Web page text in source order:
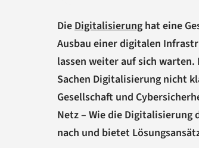
DieDigitalisierung hat eine
Ausbau einer digitalen
lassen weiter auf sich
Sachen Digitalisierung nicht
Gesellschaft und
Netz – Wie die Digitalisierung
nach und bietet